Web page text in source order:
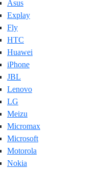
Asus
Explay
Fly
HTC
Huawei
iPhone
JBL
Lenovo
LG
Meizu
Micromax
Microsoft
Motorola
Nokia